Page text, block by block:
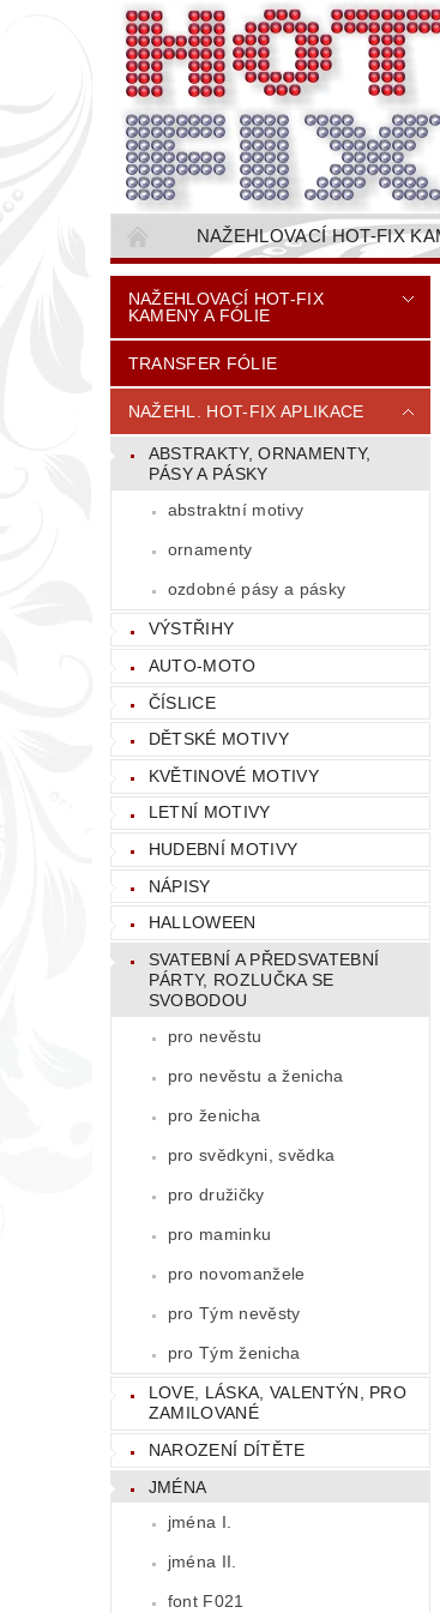
NAŽEHLOVACÍ HOT-FIX
NAŠÍVACÍ KAMÍNKOVÉ ŘETĚZY /
VŠE PRO STROJNÍ VYŠÍVÁNÍ -
BAREVNICE KAMENŮ
CENÍK DOPRAVY (NÁKLADŮ
NAŽEHLOVACÍ HOT-FIX
KAMENY A FÓLIE
TRANSFER FÓLIE
NAŽEHL. HOT-FIX APLIKACE
ABSTRAKTY, ORNAMENTY,
PÁSY A PÁSKY
abstraktní motivy
ornamenty
ozdobné pásy a pásky
VÝSTŘIHY
AUTO-MOTO
ČÍSLICE
DĚTSKÉ MOTIVY
KVĚTINOVÉ MOTIVY
LETNÍ MOTIVY
HUDEBNÍ MOTIVY
NÁPISY
HALLOWEEN
SVATEBNÍ A PŘEDSVATEBNÍ
PÁRTY, ROZLUČKA SE
SVOBODOU
pro nevěstu
pro nevěstu a ženicha
pro ženicha
pro svědkyni, svědka
pro družičky
pro maminku
pro novomanžele
pro Tým nevěsty
pro Tým ženicha
LOVE, LÁSKA, VALENTÝN, PRO
ZAMILOVANÉ
NAROZENÍ DÍTĚTE
JMÉNA
jména I.
jména II.
font F021